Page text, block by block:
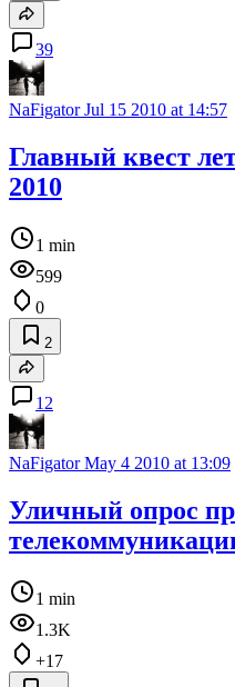
39
NaFigatorJul 15 2010 at 14:57
Главный квест
2010
1 min
599
0
2
12
NaFigatorMay 4 2010 at 13:09
Уличный опрос
1 min
1.3K
+17